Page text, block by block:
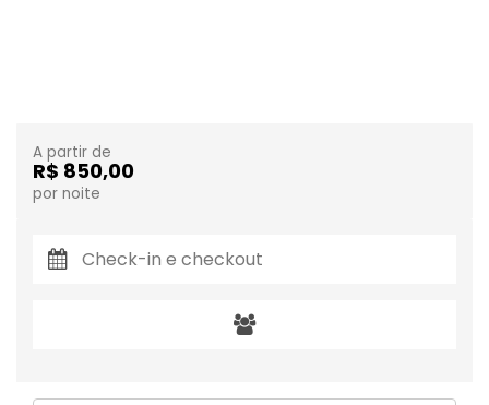
A partir de
R$ 850,00
por noite